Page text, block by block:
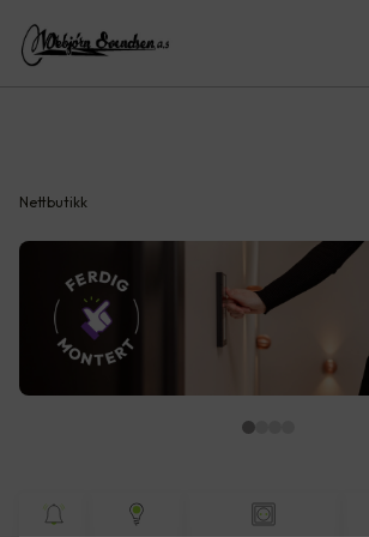
Nettbutikk